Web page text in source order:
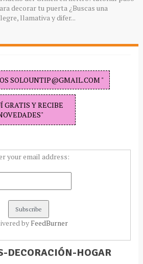
decorar tu puerta ¿Buscas una
llamativa y difer...
SOLOUNTIP@GMAIL.COM "
GRATIS Y RECIBE
your email address:
by FeedBurner
DECORACIÓN-HOGAR